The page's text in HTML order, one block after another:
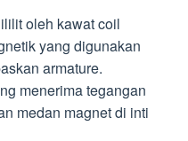
oleh kawat coil
yang digunakan
armature.
menerima tegangan
medan magnet di inti